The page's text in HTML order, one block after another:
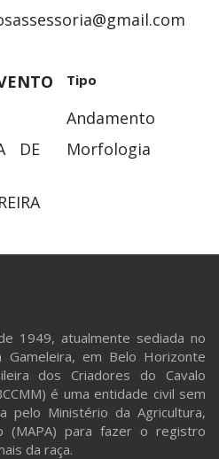
Tipo
Andamento
DE
Morfologia
1949, atualmente sediada no
Gameleira, em Belo Horizonte
dos Criadores do Cavalo
é uma entidade civil sem
pelo Ministério da Agricultura,
(MAPA) para fazer o registro
da raça.